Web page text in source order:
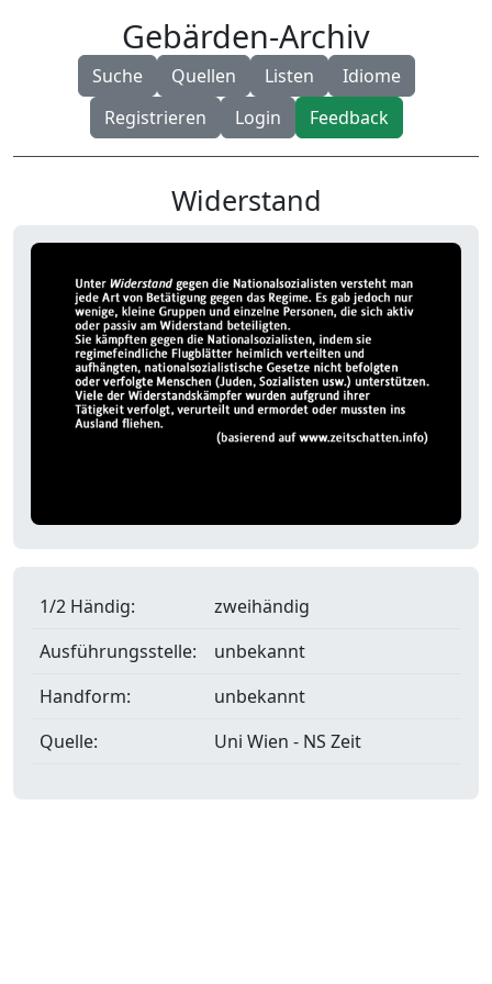
Gebärden-Archiv
Suche Quellen Listen
Idiome
Registrieren
Login Feedback
Widerstand
1/2 Händig:
zweihändig
Ausführungsstelle:
unbekannt
Handform:
unbekannt
Quelle:
Uni Wien - NS Zeit